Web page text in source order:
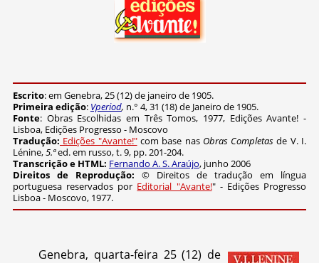
Escrito: em Genebra, 25 (12) de janeiro de 1905.
Primeira edição: Vperiod, n.° 4, 31 (18) de Janeiro de 1905.
Fonte: Obras Escolhidas em Três Tomos, 1977, Edições Avante! -
Lisboa, Edições Progresso - Moscovo
Tradução: Edições "Avante!"com base nas Obras Completas de V. I.
Lénine,5.ªed. em russo, t. 9, pp. 201-204.
Transcrição e HTML: Fernando A. S. Araújo, junho 2006
Direitos de Reprodução: © Direitos de tradução em língua
portuguesa reservados por Editorial "Avante!" - Edições Progresso
Lisboa - Moscovo, 1977.
Genebra, quarta-feira 25 (12) de